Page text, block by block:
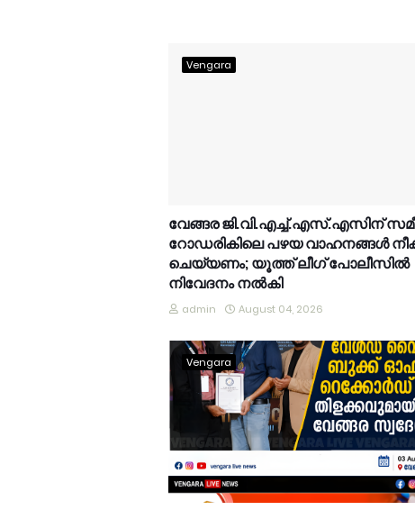
Vengara
വേങ്ങര ജി.വി.എച്ച്.എസ്.എസിന്
റോഡരികിലെ പഴയ വാഹനങ്ങൾ
ചെയ്യണം; യൂത്ത് ലീഗ് പോലീസിൽ
നിവേദനം നൽകി
admin August 04, 2026
Vengara